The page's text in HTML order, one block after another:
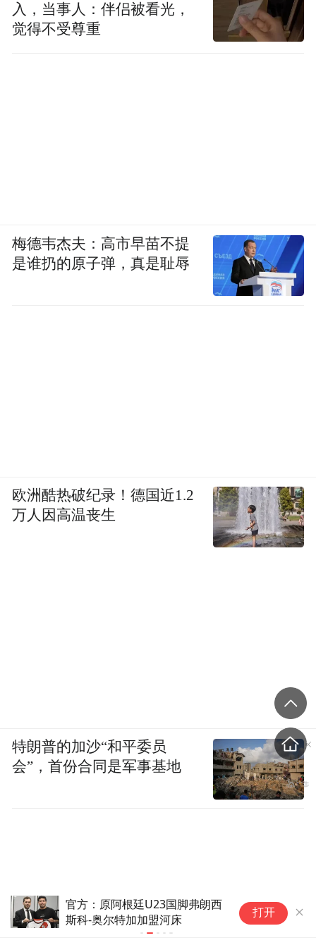
官方：原阿根廷U23国脚弗朗西
斯科-奥尔特加加盟河床
打开
入，当事人：伴侣被看光，
觉得不受尊重
梅德韦杰夫：高市早苗不提
是谁扔的原子弹，真是耻辱
欧洲酷热破纪录！德国近1.2
万人因高温丧生
特朗普的加沙“和平委员
会”，首份合同是军事基地